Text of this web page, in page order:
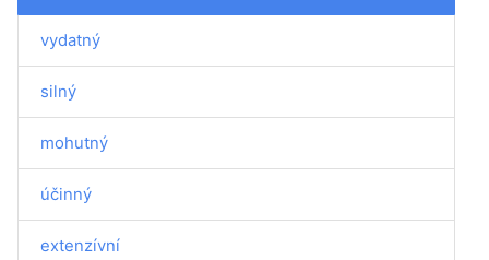
vydatný
silný
mohutný
účinný
extenzívní